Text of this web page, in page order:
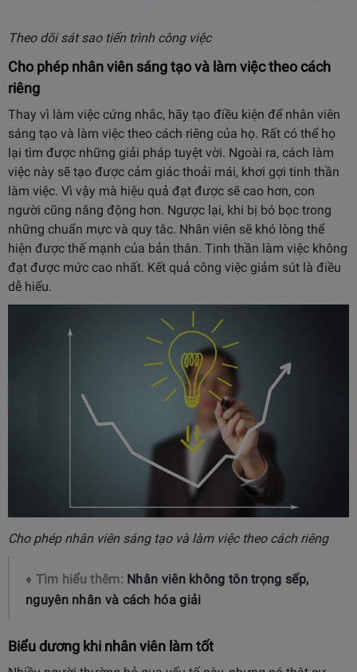
Theo dõi sát sao tiến trình công việc
Cho phép nhân viên sáng tạo và làm việc theo cách
riêng
Thay vì làm việc cứng nhắc, hãy tạo điều kiện để nhân viên
sáng tạo và làm việc theo cách riêng của họ. Rất có thể họ
lại tìm được những giải pháp tuyệt vời. Ngoài ra, cách làm
việc này sẽ tạo được cảm giác thoải mái, khơi gợi tinh thần
làm việc. Vì vậy mà hiệu quả đạt được sẽ cao hơn, con
người cũng năng động hơn. Ngược lại, khi bị bó bọc trong
những chuẩn mực và quy tắc. Nhân viên sẽ khó lòng thể
hiện được thế mạnh của bản thân. Tinh thần làm việc không
đạt được mức cao nhất. Kết quả công việc giảm sút là điều
dễ hiểu.
Cho phép nhân viên sáng tạo và làm việc theo cách riêng
♦ Tìm hiểu thêm: Nhân viên không tôn trọng sếp,
nguyên nhân và cách hóa giải
Biểu dương khi nhân viên làm tốt